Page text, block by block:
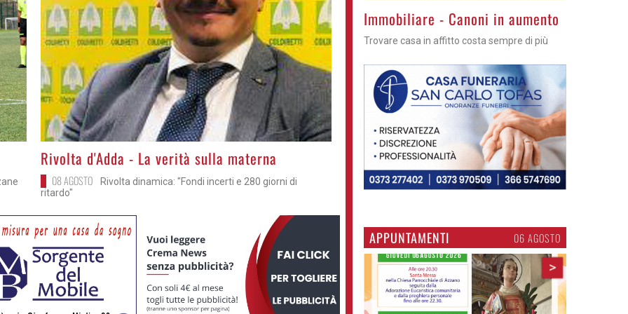
>
Rivolta d'Adda - La verità sulla materna
08 AGOSTO
Rivolta dinamica: "Fondi incerti e 280 giorni di
ritardo"
>Immobiliare - Canoni in aumento
Trovare casa in affitto costa sempre di più
APPUNTAMENTI 06 AGOSTO
>